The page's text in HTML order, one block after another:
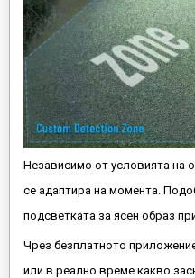
Независимо от условията на
се адаптира на момента.
подсветката за ясен образ
Чрез безплатното
или в реално време какво